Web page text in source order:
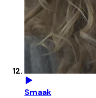
Smaak